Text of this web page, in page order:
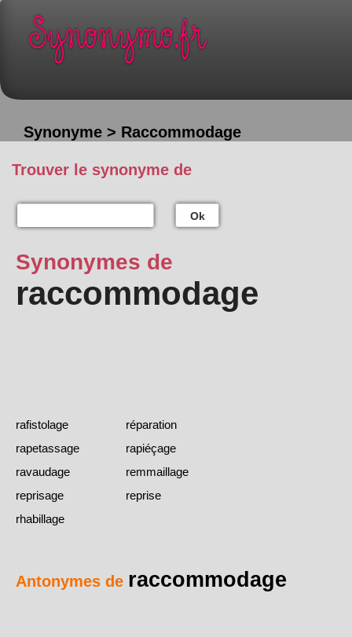
Synonyme > Raccommodage
Trouver le synonyme de
Ok
Synonymes de
raccommodage
rafistolage
réparation
rapetassage
rapiéçage
ravaudage
remmaillage
reprisage
reprise
rhabillage
Antonymes de raccommodage